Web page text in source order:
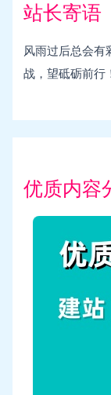
站长寄语
风雨过后总会有
战，望砥砺前行
优质内容